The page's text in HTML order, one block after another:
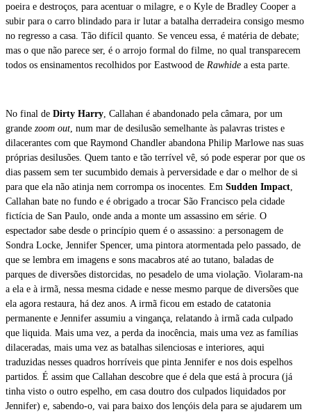
poeira e destroços, para acentuar o milagre, e o Kyle de Bradley Cooper a
subir para o carro blindado para ir lutar a batalha derradeira consigo mesmo
no regresso a casa. Tão difícil quanto. Se venceu essa, é matéria de debate;
mas o que não parece ser, é o arrojo formal do filme, no qual transparecem
todos os ensinamentos recolhidos por Eastwood de Rawhide a esta parte.
No final de Dirty Harry , Callahan é abandonado pela câmara, por um
grande zoom out , num mar de desilusão semelhante às palavras tristes e
dilacerantes com que Raymond Chandler abandona Philip Marlowe nas suas
próprias desilusões. Quem tanto e tão terrível vê, só pode esperar por que os
dias passem sem ter sucumbido demais à perversidade e dar o melhor de si
para que ela não atinja nem corrompa os inocentes. Em Sudden Impact
Callahan bate no fundo e é obrigado a trocar São Francisco pela cidade
fictícia de San Paulo, onde anda a monte um assassino em série. O
espectador sabe desde o princípio quem é o assassino: a personagem de
Sondra Locke, Jennifer Spencer, uma pintora atormentada pelo passado, de
que se lembra em imagens e sons macabros até ao tutano, baladas de
parques de diversões distorcidas, no pesadelo de uma violação. Violaram-na
a ela e à irmã, nessa mesma cidade e nesse mesmo parque de diversões que
ela agora restaura, há dez anos. A irmã ficou em estado de catatonia
permanente e Jennifer assumiu a vingança, relatando à irmã cada culpado
que liquida. Mais uma vez, a perda da inocência, mais uma vez as famílias
dilaceradas, mais uma vez as batalhas silenciosas e interiores, aqui
traduzidas nesses quadros horríveis que pinta Jennifer e nos dois espelhos
partidos. É assim que Callahan descobre que é dela que está à procura (já
tinha visto o outro espelho, em casa doutro dos culpados liquidados por
Jennifer) e, sabendo-o, vai para baixo dos lençóis dela para se ajudarem um